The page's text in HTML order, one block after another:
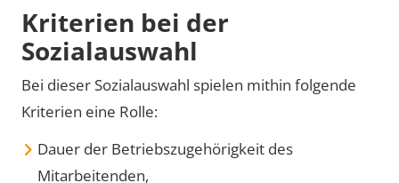
Kriterien bei der
Sozialauswahl
Bei dieser Sozialauswahl spielen mithin folgende
Kriterien eine Rolle:
Dauer der Betriebszugehörigkeit des
Mitarbeitenden,